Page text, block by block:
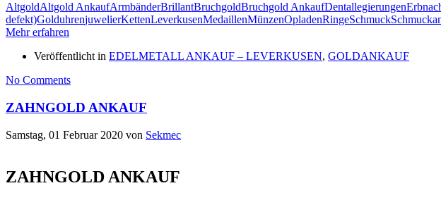
AltgoldAltgold AnkaufArmbänderBrillantBruchgoldBruchgold AnkaufDentallegierungen
defekt)GolduhrenjuwelierKettenLeverkusenMedaillenMünzenOpladenRingeSchmuck
Mehr erfahren
Veröffentlicht in EDELMETALL ANKAUF – LEVERKUSEN, GOLDANKAUF
No Comments
ZAHNGOLD ANKAUF
Samstag, 01 Februar 2020 von Sekmec
ZAHNGOLD ANKAUF